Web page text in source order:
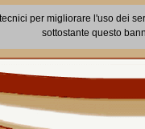
per migliorare l'uso dei
sottostante questo